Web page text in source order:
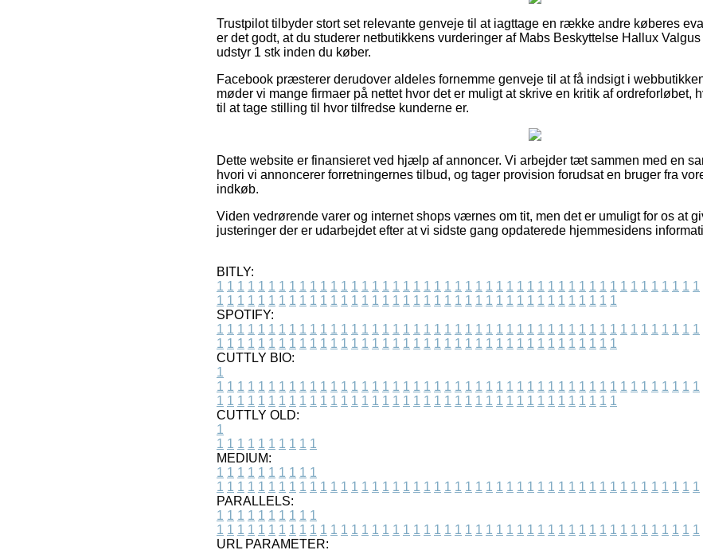
Trustpilot tilbyder stort set relevante genveje til at iagttage en række andre køberes
er det godt, at du studerer netbutikkens vurderinger af Mabs Beskyttelse Hallux
udstyr 1 stk inden du køber.
Facebook præsterer derudover aldeles fornemme genveje til at få indsigt i
møder vi mange firmaer på nettet hvor det er muligt at skrive en kritik af ordreforløbet,
til at tage stilling til hvor tilfredse kunderne er.
Dette website er finansieret ved hjælp af annoncer. Vi arbejder tæt sammen med en
hvori vi annoncerer forretningernes tilbud, og tager provision forudsat en bruger fra
indkøb.
Viden vedrørende varer og internet shops værnes om tit, men det er umuligt for os at
justeringer der er udarbejdet efter at vi sidste gang opdaterede hjemmesidens
BITLY:
1 1 1 1 1 1 1 1 1 1 1 1 1 1 1 1 1 1 1 1 1 1 1 1 1 1 1 1 1 1 1 1 1 1 1 1 1 1 1 1 1 1 1 1 1 1 1
1 1 1 1 1 1 1 1 1 1 1 1 1 1 1 1 1 1 1 1 1 1 1 1 1 1 1 1 1 1 1 1 1 1 1 1 1 1 1
SPOTIFY:
1 1 1 1 1 1 1 1 1 1 1 1 1 1 1 1 1 1 1 1 1 1 1 1 1 1 1 1 1 1 1 1 1 1 1 1 1 1 1 1 1 1 1 1 1 1 1
1 1 1 1 1 1 1 1 1 1 1 1 1 1 1 1 1 1 1 1 1 1 1 1 1 1 1 1 1 1 1 1 1 1 1 1 1 1 1
CUTTLY BIO:
1
1 1 1 1 1 1 1 1 1 1 1 1 1 1 1 1 1 1 1 1 1 1 1 1 1 1 1 1 1 1 1 1 1 1 1 1 1 1 1 1 1 1 1 1 1 1 1
1 1 1 1 1 1 1 1 1 1 1 1 1 1 1 1 1 1 1 1 1 1 1 1 1 1 1 1 1 1 1 1 1 1 1 1 1 1 1
CUTTLY OLD:
1
1 1 1 1 1 1 1 1 1 1
MEDIUM:
1 1 1 1 1 1 1 1 1 1
1 1 1 1 1 1 1 1 1 1 1 1 1 1 1 1 1 1 1 1 1 1 1 1 1 1 1 1 1 1 1 1 1 1 1 1 1 1 1 1 1 1 1 1 1 1 1
PARALLELS:
1 1 1 1 1 1 1 1 1 1
1 1 1 1 1 1 1 1 1 1 1 1 1 1 1 1 1 1 1 1 1 1 1 1 1 1 1 1 1 1 1 1 1 1 1 1 1 1 1 1 1 1 1 1 1 1 1
URL PARAMETER: